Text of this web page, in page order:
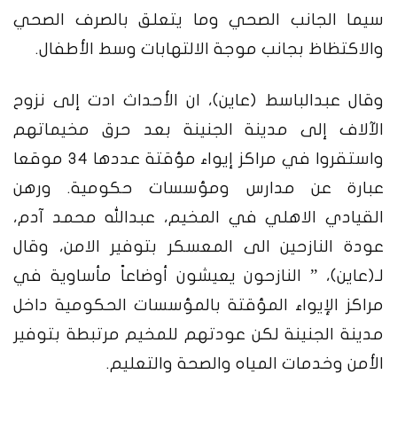
سيما الجانب الصحي وما يتعلق بالصرف الصحي
والاكتظاظ بجانب موجة الالتهابات وسط الأطفال.
وقال عبدالباسط (عاين)، ان الأحداث ادت إلى نزوح
الآلاف إلى مدينة الجنينة بعد حرق مخيماتهم
واستقروا في مراكز إيواء مؤقتة عددها 34 موقعا
عبارة عن مدارس ومؤسسات حكومية. ورهن
القيادي الاهلي في المخيم، عبدالله محمد آدم،
عودة النازحين الى المعسكر بتوفير الامن، وقال
لـ(عاين)، ” النازحون يعيشون أوضاعاً مأساوية في
مراكز الإيواء المؤقتة بالمؤسسات الحكومية داخل
مدينة الجنينة لكن عودتهم للمخيم مرتبطة بتوفير
الأمن وخدمات المياه والصحة والتعليم.